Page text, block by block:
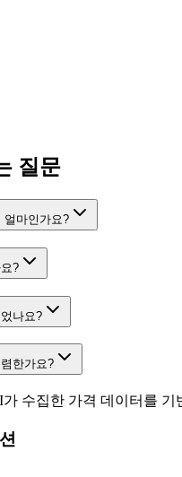
질문
얼마인가요?
?
나요?
한가요?
수집한 가격 데이터를